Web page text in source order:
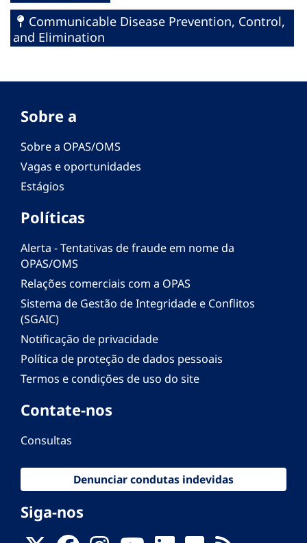
Communicable Disease Prevention, Control,
and Elimination
Sobre a
Sobre a OPAS/OMS
Vagas e oportunidades
Estágios
Políticas
Alerta - Tentativas de fraude em nome da
OPAS/OMS
Relações comerciais com a OPAS
Sistema de Gestão de Integridade e Conflitos
(SGAIC)
Notificação de privacidade
Política de proteção de dados pessoais
Termos e condições de uso do site
Contate-nos
Consultas
Denunciar condutas indevidas
Siga-nos